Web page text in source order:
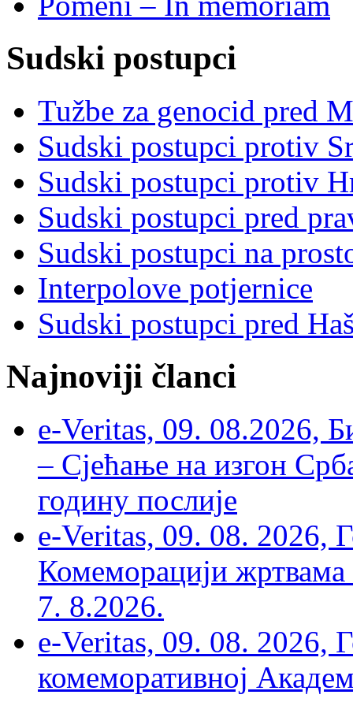
Sudski postupci
Tužbe za genocid pred
Sudski postupci protiv
Sudski postupci protiv
Sudski postupci pred
Sudski postupci na
Interpolove potjernice
Sudski postupci pred
Najnoviji članci
e-Veritas, 09. 08.2026,
– Сјећање на изгон
годину послије
e-Veritas, 09. 08. 2026,
Комеморацији жртвама
7. 8.2026.
e-Veritas, 09. 08. 2026,
комеморативној